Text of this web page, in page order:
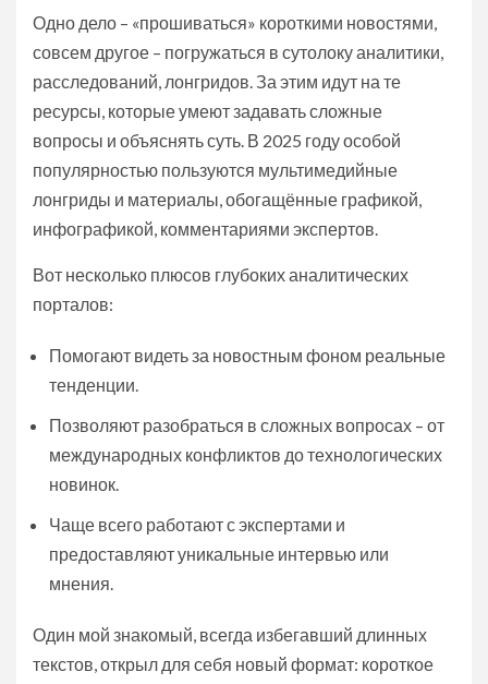
Одно дело – «прошиваться» короткими новостями,
совсем другое – погружаться в сутолоку аналитики,
расследований, лонгридов. За этим идут на те
ресурсы, которые умеют задавать сложные
вопросы и объяснять суть. В 2025 году особой
популярностью пользуются мультимедийные
лонгриды и материалы, обогащённые графикой,
инфографикой, комментариями экспертов.
Вот несколько плюсов глубоких аналитических
порталов:
Помогают видеть за новостным фоном реальные
тенденции.
Позволяют разобраться в сложных вопросах – от
международных конфликтов до технологических
новинок.
Чаще всего работают с экспертами и
предоставляют уникальные интервью или
мнения.
Один мой знакомый, всегда избегавший длинных
текстов, открыл для себя новый формат: короткое